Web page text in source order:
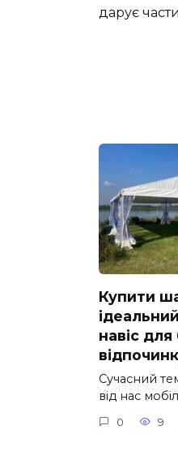
дарує
Купити
навіс для
Сучасний
від нас
0 9